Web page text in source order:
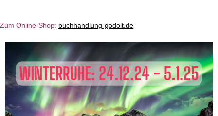
Zum Online-Shop: buchhandlung-godolt.de